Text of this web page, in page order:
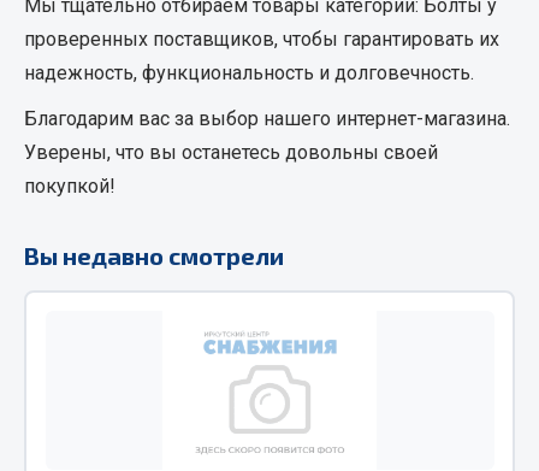
Кольца стопорные
Пробки
Пружины
Хомуты
Весь раздел
Соединительные элементы
Мы тщательно отбираем товары категории: Болты у
проверенных поставщиков, чтобы гарантировать их
надежность, функциональность и долговечность.
Благодарим вас за выбор нашего интернет-магазина.
Уверены, что вы останетесь довольны своей
покупкой!
Вы недавно смотрели